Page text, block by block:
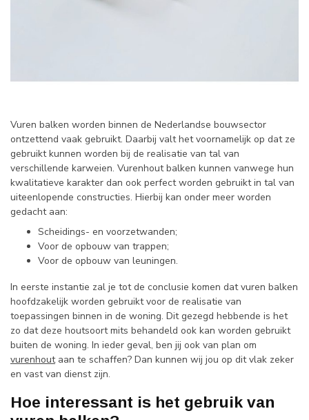
Vuren balken worden binnen de Nederlandse bouwsector
ontzettend vaak gebruikt. Daarbij valt het voornamelijk op dat ze
gebruikt kunnen worden bij de realisatie van tal van
verschillende karweien. Vurenhout balken kunnen vanwege hun
kwalitatieve karakter dan ook perfect worden gebruikt in tal van
uiteenlopende constructies. Hierbij kan onder meer worden
gedacht aan:
Scheidings- en voorzetwanden;
Voor de opbouw van trappen;
Voor de opbouw van leuningen.
In eerste instantie zal je tot de conclusie komen dat vuren balken
hoofdzakelijk worden gebruikt voor de realisatie van
toepassingen binnen in de woning. Dit gezegd hebbende is het
zo dat deze houtsoort mits behandeld ook kan worden gebruikt
buiten de woning. In ieder geval, ben jij ook van plan om
vurenhoutaan te schaffen? Dan kunnen wij jou op dit vlak zeker
en vast van dienst zijn.
Hoe interessant is het gebruik van